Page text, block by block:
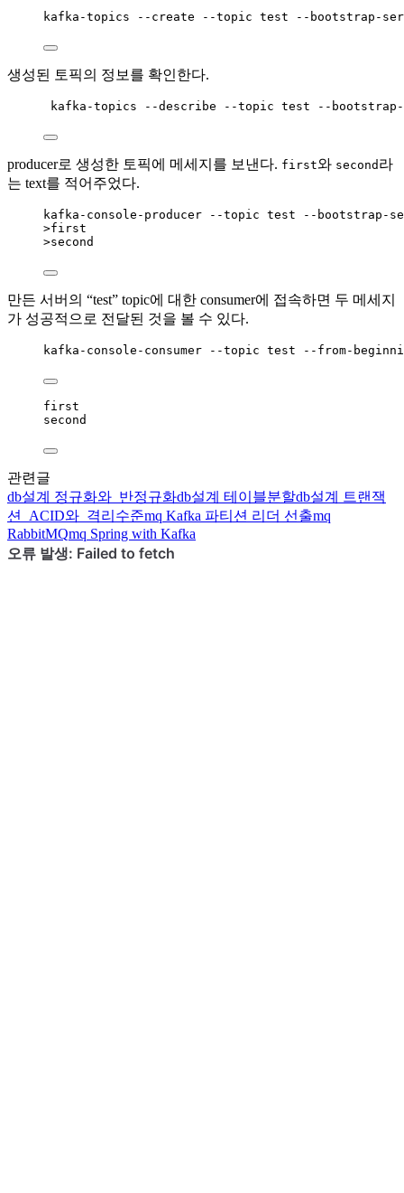
kafka -topics -- create --topic test -- bootstrap -
생성된 토픽의 정보를 확인한다.
kafka -topics --describe --topic test -- bootstrap -
producer로 생성한 토픽에 메세지를 보낸다. first와 second 라
는 text를 적어주었다.
kafka - console - producer --topic test -- bootstrap -
>first
>second
만든 서버의 “test” topic에 대한 consumer에 접속하면 두 메세지
가 성공적으로 전달된 것을 볼 수 있다.
kafka - console - consumer --topic test -- from-
first
second
관련글
db설계 정규화와 반정규화db설계 테이블분할db설계
트랜잭
션 ACID와 격리수준mq Kafka 파티션 리더 선출mq
RabbitMQmq Spring with Kafka